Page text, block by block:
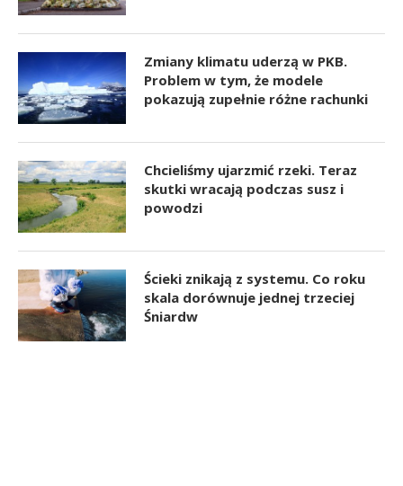
Zmiany klimatu uderzą w PKB.
Problem w tym, że modele
pokazują zupełnie różne rachunki
Chcieliśmy ujarzmić rzeki. Teraz
skutki wracają podczas susz i
powodzi
Ścieki znikają z systemu. Co roku
skala dorównuje jednej trzeciej
Śniardw